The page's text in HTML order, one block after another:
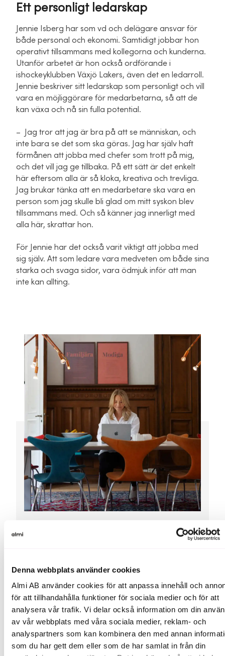
Denna webbplats använder cookies
Almi AB använder cookies för att anpassa innehåll och
för att tillhandahålla funktioner för sociala medier och för att
analysera vår trafik. Vi delar också information om din
av vår webbplats med våra sociala medier, reklam- och
analyspartners som kan kombinera den med annan
som du har gett dem eller som de har samlat in från din
Ett personligt ledarskap
Jennie Isberg har som vd och delägare ansvar för
både personal och ekonomi. Samtidigt jobbar hon
operativt tillsammans med kollegorna och kunderna.
Utanför arbetet är hon också ordförande i
ishockeyklubben Växjö Lakers, även det en ledarroll.
Jennie beskriver sitt ledarskap som personligt och vill
vara en möjliggörare för medarbetarna, så att de
kan växa och nå sin fulla potential.
– Jag tror att jag är bra på att se människan, och
inte bara se det som ska göras. Jag har själv haft
förmånen att jobba med chefer som trott på mig,
och det vill jag ge tillbaka. På ett sätt är det enkelt
här eftersom alla är så kloka, kreativa och trevliga.
Jag brukar tänka att en medarbetare ska vara en
person som jag skulle bli glad om mitt syskon blev
tillsammans med. Och så känner jag innerligt med
alla här, skrattar hon.
För Jennie har det också varit viktigt att jobba med
sig själv. Att som ledare vara medveten om både sina
starka och svaga sidor, vara ödmjuk inför att man
inte kan allting.
framför, och jag kan hjälpa personen att springa i
hen inte trott att hen skulle klara av, säger Jennie
Isberg, vd på GoBrave.